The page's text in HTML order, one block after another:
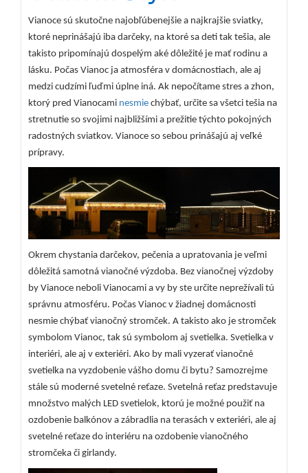
Vianoce sú skutočne najobľúbenejšie a najkrajšie sviatky,
ktoré neprinášajú iba darčeky, na ktoré sa deti tak tešia, ale
takisto pripomínajú dospelým aké dôležité je mať rodinu a
lásku. Počas Vianoc ja atmosféra v domácnostiach, ale aj
medzi cudzími ľuďmi úplne iná. Ak nepočítame stres a zhon,
ktorý pred Vianocami nesmie chýbať, určite sa všetci tešia na
stretnutie so svojimi najbližšími a prežitie týchto pokojných
radostných sviatkov. Vianoce so sebou prinášajú aj veľké
prípravy.
Okrem chystania darčekov, pečenia a upratovania je veľmi
dôležitá samotná vianočné výzdoba. Bez vianočnej výzdoby
by Vianoce neboli Vianocami a vy by ste určite neprežívali tú
správnu atmosféru. Počas Vianoc v žiadnej domácnosti
nesmie chýbať vianočný stromček. A takisto ako je stromček
symbolom Vianoc, tak sú symbolom aj svetielka. Svetielka v
interiéri, ale aj v exteriéri. Ako by mali vyzerať vianočné
svetielka na vyzdobenie vášho domu či bytu? Samozrejme
stále sú moderné svetelné reťaze. Svetelná reťaz predstavuje
množstvo malých LED svetielok, ktorú je možné použiť na
ozdobenie balkónov a zábradlia na terasách v exteriéri, ale aj
svetelné reťaze do interiéru na ozdobenie vianočného
stromčeka či girlandy.